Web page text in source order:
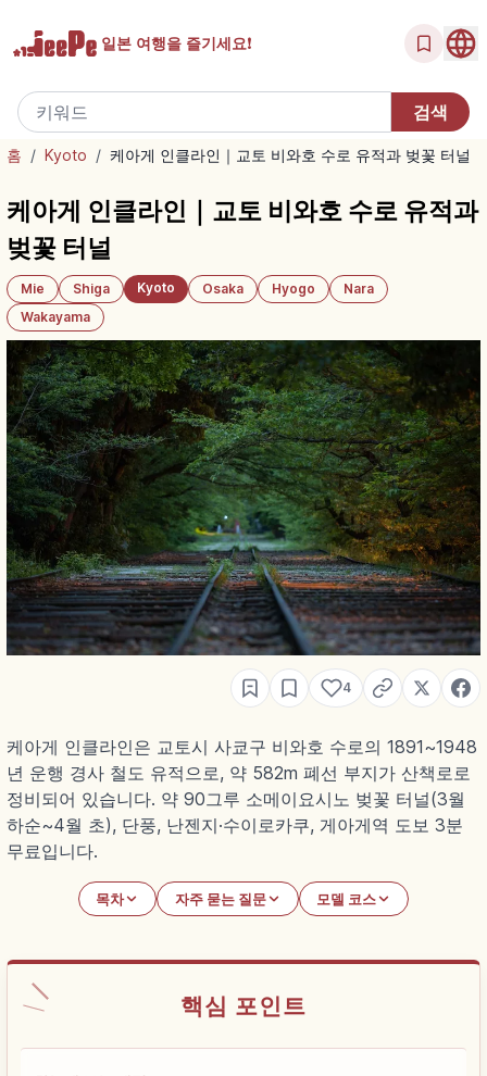
일본 여행을 즐기세요!
홈 / Kyoto / 케아게 인클라인｜교토 비와호 수로 유적과 벚꽃 터널
케아게 인클라인｜교토 비와호 수로 유적과
벚꽃 터널
Mie Shiga Kyoto Osaka Hyogo
Nara
Wakayama
4
케아게 인클라인은 교토시 사쿄구 비와호 수로의 1891~1948
년 운행 경사 철도 유적으로, 약 582m 폐선 부지가 산책로로
정비되어 있습니다. 약 90그루 소메이요시노 벚꽃 터널(3월
하순~4월 초), 단풍, 난젠지·수이로카쿠, 게아게역 도보 3분
무료입니다.
목차 자주 묻는 질문 모델 코스
핵심 포인트